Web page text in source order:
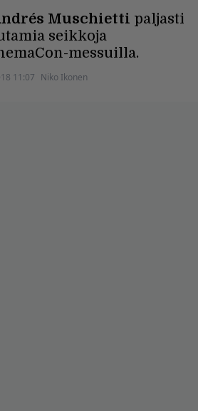
Muschietti paljasti
seikkoja
messuilla.
11:07 Niko Ikonen